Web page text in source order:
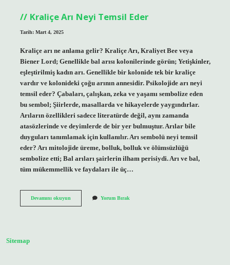
Kraliçe Arı Neyi Temsil Eder
Tarih: Mart 4, 2025
Kraliçe arı ne anlama gelir? Kraliçe Arı, Kraliyet Bee veya
Biener Lord; Genellikle bal arısı kolonilerinde görün; Yetişkinler,
eşleştirilmiş kadın arı. Genellikle bir kolonide tek bir kraliçe
vardır ve kolonideki çoğu arının annesidir. Psikolojide arı neyi
temsil eder? Çabaları, çalışkan, zeka ve yaşamı sembolize eden
bu sembol; Şiirlerde, masallarda ve hikayelerde yaygındırlar.
Arıların özellikleri sadece literatürde değil, aynı zamanda
atasözlerinde ve deyimlerde de bir yer bulmuştur. Arılar bile
duyguları tanımlamak için kullanılır. Arı sembolü neyi temsil
eder? Arı mitolojide üreme, bolluk, bolluk ve ölümsüzlüğü
sembolize etti; Bal arıları şairlerin ilham perisiydi. Arı ve bal,
tüm mükemmellik ve faydaları ile üç…
Devamını okuyunKraliçe
Yorum Bırak
Sitemap